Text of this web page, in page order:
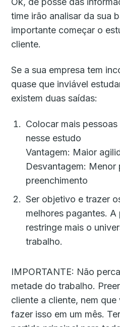
time irão analisar da sua
importante começar o
cliente.
Se a sua empresa tem
quase que inviável
existem duas saídas:
Colocar mais
nesse estudo
Vantagem: Maior
Desvantagem: Menor
preenchimento
Ser objetivo e trazer
melhores pagantes.
restringe mais o
trabalho.
IMPORTANTE: Não
metade do trabalho.
cliente a cliente, nem
fazer isso em um mês.